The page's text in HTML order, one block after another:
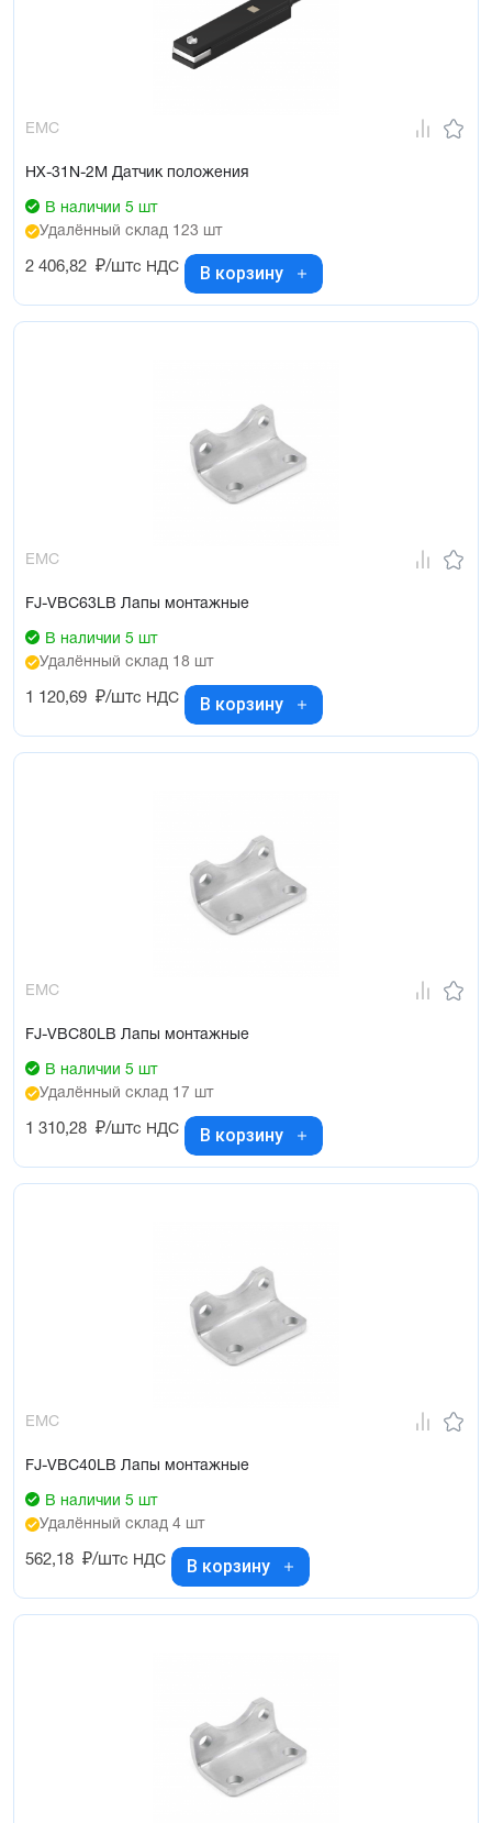
EMC
HX-31N-2M Датчик положения
В наличии 5 шт
Удалённый склад 123 шт
2 406,82 ₽/штс НДС В корзину
EMC
FJ-VBC63LB Лапы монтажные
В наличии 5 шт
Удалённый склад 18 шт
1 120,69 ₽/штс НДС В корзину
EMC
FJ-VBC80LB Лапы монтажные
В наличии 5 шт
Удалённый склад 17 шт
1 310,28 ₽/штс НДС В корзину
EMC
FJ-VBC40LB Лапы монтажные
В наличии 5 шт
Удалённый склад 4 шт
562,18 ₽/штс НДС В корзину